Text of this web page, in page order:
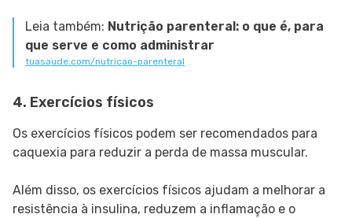
Leia também: Nutrição parenteral: o que é, para
que serve e como administrar
tuasaude.com/nutricao-parenteral
4. Exercícios físicos
Os exercícios físicos podem ser recomendados para
caquexia para reduzir a perda de massa muscular.
Além disso, os exercícios físicos ajudam a melhorar a
resistência à insulina, reduzem a inflamação e o